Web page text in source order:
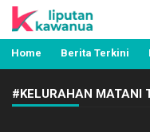
Liputan Kawanua
Berita Manado,
Pemerintahan,
Home Berita Terkini
#KELURAHAN MATANI